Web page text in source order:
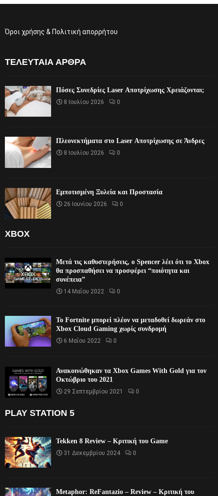
Όροι χρήσης & Πολιτική απορρήτου
ΤΕΛΕΥΤΑΊΑ ΆΡΘΡΑ
Πόσες Συνεδρίες Laser Αποτρίχωσης Χρειάζονται;
8 Ιουλίου 2026 0
Πλεονεκτήματα στο Laser Αποτρίχωσης σε Άνδρες
8 Ιουλίου 2026 0
Εμποτισμένη Ξυλεία και Προστασία
26 Ιουνίου 2026 0
XBOX
Μετά τις καθυστερήσεις, ο Spencer λέει ότι το Xbox
θα προσπαθήσει να προσφέρει “ποιότητα και
συνέπεια”
14 Μαΐου 2022 0
Το Fortnite μπορεί πλέον να μεταδοθεί δωρεάν στο
Xbox Cloud Gaming χωρίς συνδρομή
6 Μαΐου 2022 0
Ανακοινώθηκαν τα Xbox Games With Gold για τον
Οκτώβριο του 2021
29 Σεπτεμβρίου 2021 0
PLAY STATION 5
Tekken 8 Review – Κριτική του Game
31 Δεκεμβρίου 2024 0
Metaphor: ReFantazio – Review – Κριτική του